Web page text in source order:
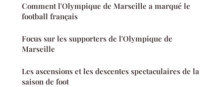
Comment l'Olympique de Marseille a marqué le
football français
Focus sur les supporters de l'Olympique de
Marseille
Les ascensions et les descentes spectaculaires de la
saison de foot